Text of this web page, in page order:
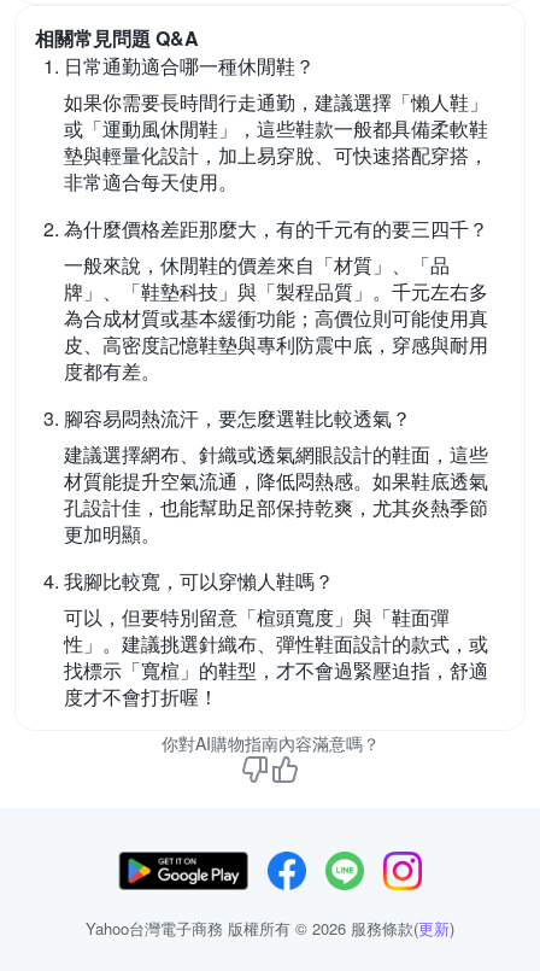
相關常見問題 Q&A
日常通勤適合哪一種休閒鞋？
如果你需要長時間行走通勤，建議選擇「懶人鞋」
或「運動風休閒鞋」，這些鞋款一般都具備柔軟鞋
墊與輕量化設計，加上易穿脫、可快速搭配穿搭，
非常適合每天使用。
為什麼價格差距那麼大，有的千元有的要三四千？
一般來說，休閒鞋的價差來自「材質」、「品
牌」、「鞋墊科技」與「製程品質」。千元左右多
為合成材質或基本緩衝功能；高價位則可能使用真
皮、高密度記憶鞋墊與專利防震中底，穿感與耐用
度都有差。
腳容易悶熱流汗，要怎麼選鞋比較透氣？
建議選擇網布、針織或透氣網眼設計的鞋面，這些
材質能提升空氣流通，降低悶熱感。如果鞋底透氣
孔設計佳，也能幫助足部保持乾爽，尤其炎熱季節
更加明顯。
我腳比較寬，可以穿懶人鞋嗎？
可以，但要特別留意「楦頭寬度」與「鞋面彈
性」。建議挑選針織布、彈性鞋面設計的款式，或
找標示「寬楦」的鞋型，才不會過緊壓迫指，舒適
度才不會打折喔！
你對AI購物指南內容滿意嗎？
Yahoo台灣電子商務 版權所有 © 2026 服務條款(更新)